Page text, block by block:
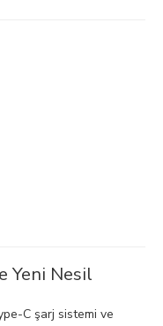
Yeni Nesil
C şarj sistemi ve